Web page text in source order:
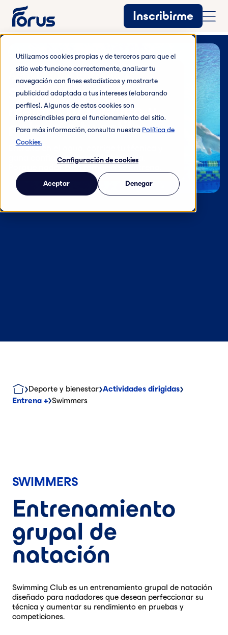
Utilizamos cookies propias y de terceros para que el
sitio web funcione correctamente, analizar tu
navegación con fines estadísticos y mostrarte
publicidad adaptada a tus intereses (elaborando
perfiles). Algunas de estas cookies son
imprescindibles para el funcionamiento del sitio.
Para más información, consulta nuestra Política de
Cookies.
Configuración de cookies
Aceptar Denegar
Inscribirme
Actividades Entrena +
Swimming Club:
mejora tu técnica y
potencia tu estilo
Entrena en el agua, corrige tu técnica y
gana confianza con cada brazada.
Deporte y bienestar Actividades dirigidas
Entrena + Swimmers
SWIMMERS
Entrenamiento
grupal de
natación
Swimming Club es un entrenamiento grupal de natación
diseñado para nadadores que desean perfeccionar su
técnica y aumentar su rendimiento en pruebas y
competiciones.